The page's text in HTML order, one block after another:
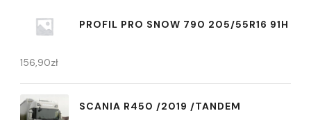
PROFIL PRO SNOW 790 205/55R16 91H
156,90zł
SCANIA R450 /2019 /TANDEM